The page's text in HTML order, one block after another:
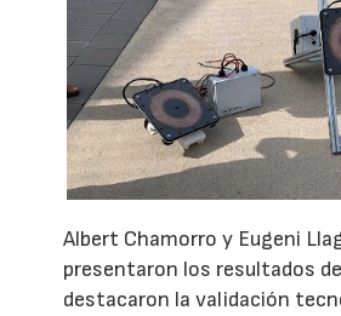
Albert Chamorro y Eugeni
presentaron los resultados
destacaron la validación